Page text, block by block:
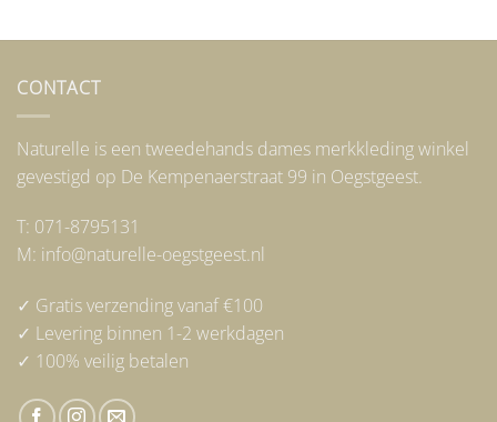
CONTACT
Naturelle is een tweedehands dames merkkleding winkel
gevestigd op De Kempenaerstraat 99 in Oegstgeest.
T: 071-8795131
M: info@naturelle-oegstgeest.nl
✓ Gratis verzending vanaf €100
✓ Levering binnen 1-2 werkdagen
✓ 100% veilig betalen